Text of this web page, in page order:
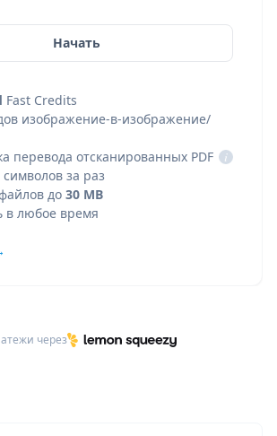
Начать
Fast Credits
изображение-в-изображение/
перевода отсканированных PDF
i
символов за раз
до 30 MB
в любое время
через